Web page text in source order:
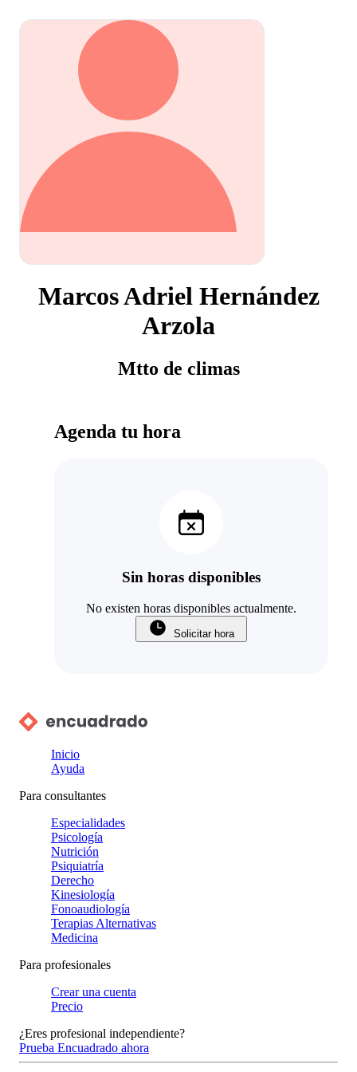
Marcos Adriel Hernández
Arzola
Mtto de climas
Agenda tu hora
Sin horas disponibles
No existen horas disponibles actualmente.
Solicitar hora
Inicio
Ayuda
Para consultantes
Especialidades
Psicología
Nutrición
Psiquiatría
Derecho
Kinesiología
Fonoaudiología
Terapias Alternativas
Medicina
Para profesionales
Crear una cuenta
Precio
¿Eres profesional independiente?
Prueba Encuadrado ahora